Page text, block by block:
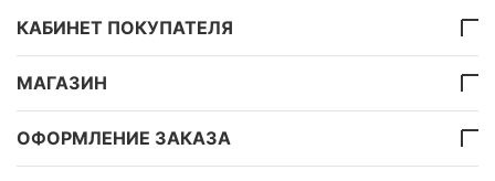
КАБИНЕТ ПОКУПАТЕЛЯ
МАГАЗИН
ОФОРМЛЕНИЕ ЗАКАЗА